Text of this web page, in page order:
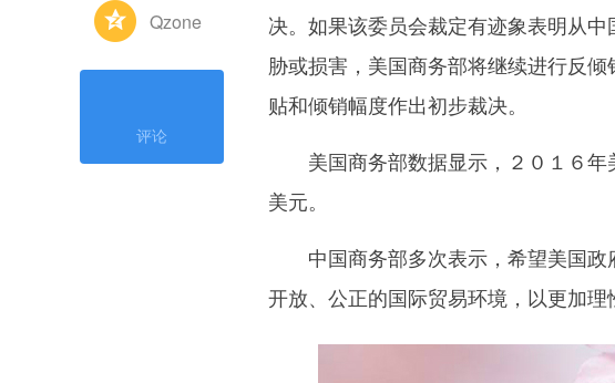
Qzone
评论
决。如果该委员会裁定有迹象表明从
胁或损害，美国商务部将继续进行反
贴和倾销幅度作出初步裁决。
美国商务部数据显示，２０１６年
美元。
中国商务部多次表示，希望美国政
开放、公正的国际贸易环境，以更加理